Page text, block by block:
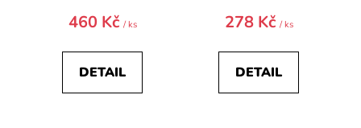
460 Kč / ks
DETAIL
278 Kč / ks
DETAIL